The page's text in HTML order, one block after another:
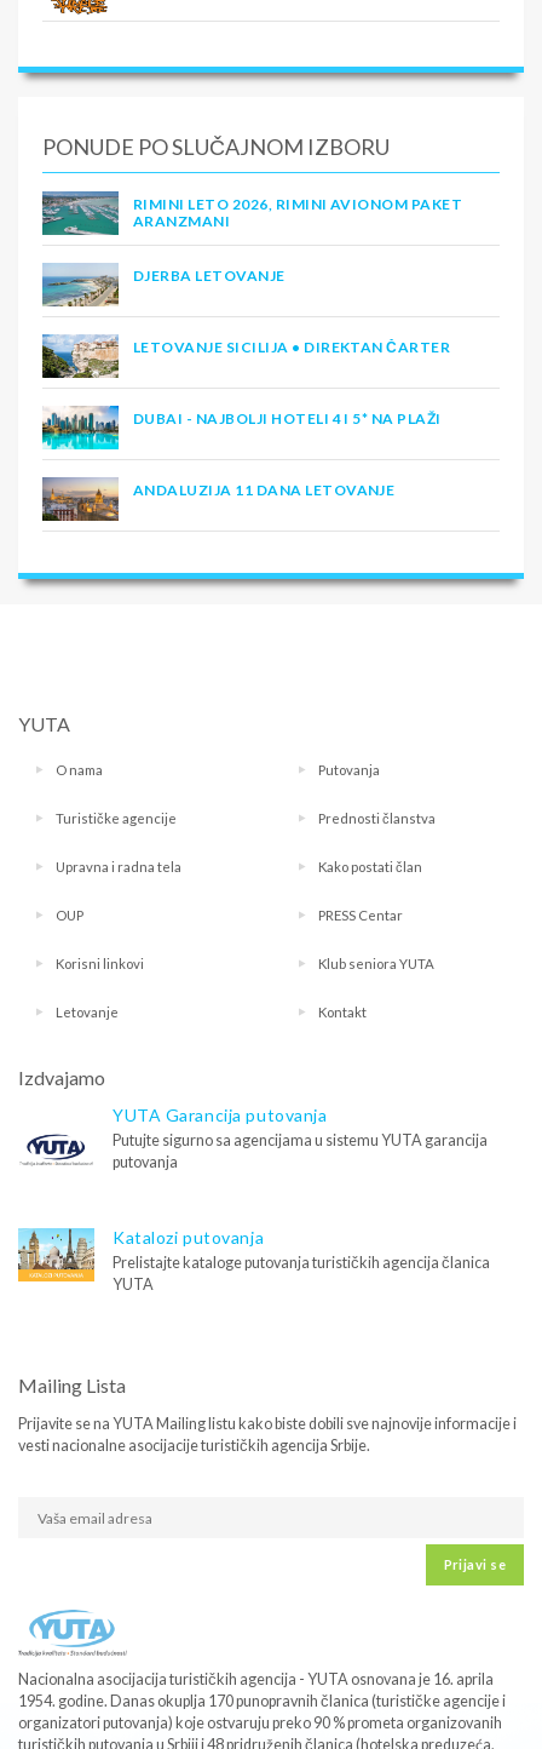
PONUDE PO SLUČAJNOM IZBORU
RIMINI LETO 2026, RIMINI AVIONOM PAKET
ARANZMANI
DJERBA LETOVANJE
LETOVANJE SICILIJA • DIREKTAN ČARTER
DUBAI - NAJBOLJI HOTELI 4 I 5* NA PLAŽI
ANDALUZIJA 11 DANA LETOVANJE
YUTA
O nama Putovanja
Turističke agencije Prednosti članstva
Upravna i radna tela Kako postati član
OUP PRESS Centar
Korisni linkovi Klub seniora YUTA
Letovanje Kontakt
Izdvajamo
YUTA Garancija putovanja
Putujte sigurno sa agencijama u sistemu YUTA garancija
putovanja
Katalozi putovanja
Prelistajte kataloge putovanja turističkih agencija članica
YUTA
Mailing Lista
Prijavite se na YUTA Mailing listu kako biste dobili sve najnovije informacije i
vesti nacionalne asocijacije turističkih agencija Srbije.
Prijavi se
Nacionalna asocijacija turističkih agencija - YUTA osnovana je 16. aprila
1954. godine. Danas okuplja 170 punopravnih članica (turističke agencije i
organizatori putovanja) koje ostvaruju preko 90 % prometa organizovanih
turističkih putovanja u Srbiji i 48 pridruženih članica (hotelska preduzeća,